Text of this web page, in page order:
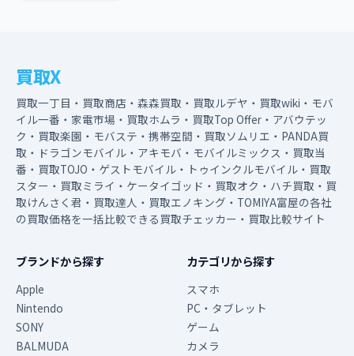
買取X
買取一丁目・買取商店・森森買取・買取ルデヤ・買取wiki・モバ
イル一番・家電市場・買取ホムラ・買取Top Offer・アバウテッ
ク・買取楽園・モバステ・携帯空間・買取ソムリエ・PANDA買
取・ドラゴンモバイル・アキモバ・モバイルミックス・買取当
番・買取TOJO・ゲストモバイル・トゥインクルモバイル・買取
スター・買取ミライ・ケータイゴッド・買取オク・ハチ買取・買
取けんさく君・買取達人・買取エノキング・TOMIYA富屋の各社
の買取価格を一括比較できる買取チェッカー・買取比較サイト
ブランドから探す
Apple
Nintendo
SONY
BALMUDA
カテゴリから探す
スマホ
PC・タブレット
ゲーム
カメラ